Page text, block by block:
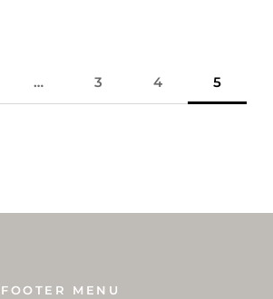
… 3 4 5
FOOTER MENU